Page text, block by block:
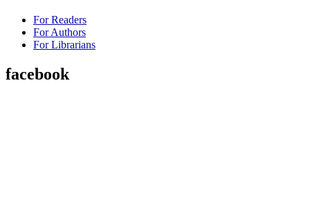
For Readers
For Authors
For Librarians
facebook